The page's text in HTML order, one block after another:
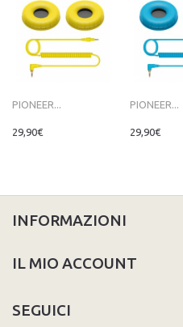
PIONEER...
29,90€
PIONEER...
29,90€
INFORMAZIONI
IL MIO ACCOUNT
SEGUICI